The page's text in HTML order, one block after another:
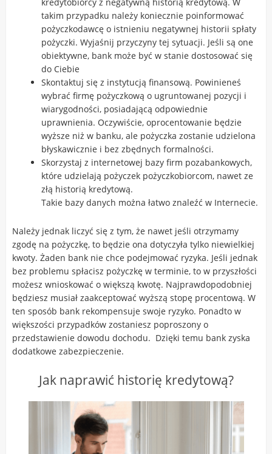
takim przypadku należy koniecznie poinformować
pożyczkodawcę o istnieniu negatywnej historii spłaty
pożyczki. Wyjaśnij przyczyny tej sytuacji. Jeśli są one
obiektywne, bank może być w stanie dostosować się
do Ciebie
Skontaktuj się z instytucją finansową. Powinieneś
wybrać firmę pożyczkową o ugruntowanej pozycji i
wiarygodności, posiadającą odpowiednie
uprawnienia. Oczywiście, oprocentowanie będzie
wyższe niż w banku, ale pożyczka zostanie udzielona
błyskawicznie i bez zbędnych formalności.
Skorzystaj z internetowej bazy firm pozabankowych,
które udzielają pożyczek pożyczkobiorcom, nawet ze
złą historią kredytową.
Takie bazy danych można łatwo znaleźć w Internecie.
Należy jednak liczyć się z tym, że nawet jeśli otrzymamy
zgodę na pożyczkę, to będzie ona dotyczyła tylko niewielkiej
kwoty. Żaden bank nie chce podejmować ryzyka. Jeśli jednak
bez problemu spłacisz pożyczkę w terminie, to w przyszłości
możesz wnioskować o większą kwotę. Najprawdopodobniej
będziesz musiał zaakceptować wyższą stopę procentową. W
ten sposób bank rekompensuje swoje ryzyko. Ponadto w
większości przypadków zostaniesz poproszony o
przedstawienie dowodu dochodu. Dzięki temu bank zyska
dodatkowe zabezpieczenie.
Jak naprawić historię kredytową?